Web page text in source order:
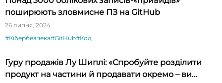
поширюють зловмисне ПЗ на GitHub
26 липня, 2024
#Кібербезпека#GitHub#Код
Гуру продажів Лу Шиплі: «Спробуйте розділити
продукт на частини й продавати окремо – ви